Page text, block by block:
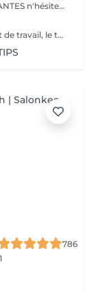
Nous faisons des prix pour les petites ÉTUDIANTES n'hésitez pas a passer
Plus le délai est long, plus il y a de repousse et de travail, le tarif s'adapte donc au temps écoulé depuis votre dernier rendez-vous. Merci de choisir le remplissage adapté
786